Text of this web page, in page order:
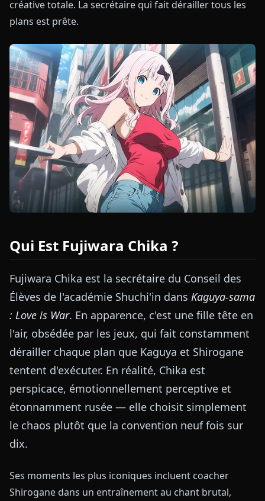
créative totale. La secrétaire qui fait dérailler tous les
plans est prête.
Qui Est Fujiwara Chika ?
Fujiwara Chika est la secrétaire du Conseil des
Élèves de l'académie Shuchi'in dans Kaguya-sama
: Love is War. En apparence, c'est une fille tête en
l'air, obsédée par les jeux, qui fait constamment
dérailler chaque plan que Kaguya et Shirogane
tentent d'exécuter. En réalité, Chika est
perspicace, émotionnellement perceptive et
étonnamment rusée — elle choisit simplement
le chaos plutôt que la convention neuf fois sur
dix.
Ses moments les plus iconiques incluent coacher
Shirogane dans un entraînement au chant brutal,